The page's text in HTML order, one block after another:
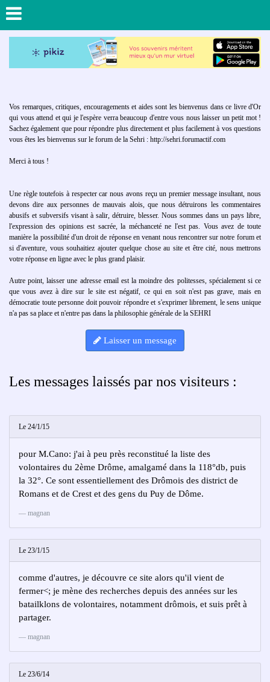
Vos remarques, critiques, encouragements et aides sont les bienvenus dans ce livre d'Or
qui vous attend et qui je l'espère verra beaucoup d'entre vous nous laisser un petit mot !
Sachez également que pour répondre plus directement et plus facilement à vos questions
vous êtes les bienvenus sur le forum de la Sehri : http://sehri.forumactif.com
Merci à tous !
Une règle toutefois à respecter car nous avons reçu un premier message insultant, nous
devons dire aux personnes de mauvais alois, que nous détruirons les commentaires
abusifs et subversifs visant à salir, détruire, blesser. Nous sommes dans un pays libre,
l'expression des opinions est sacrée, la méchanceté ne l'est pas. Vous avez de toute
manière la possibilité d'un droit de réponse en venant nous rencontrer sur notre forum et
si d'aventure, vous souhaitiez ajouter quelque chose au site et être cité, nous mettrons
votre réponse en ligne avec le plus grand plaisir.
Autre point, laisser une adresse email est la moindre des politesses, spécialement si ce
que vous avez à dire sur le site est négatif, ce qui en soit n'est pas grave, mais en
démocratie toute personne doit pouvoir répondre et s'exprimer librement, le sens unique
n'a pas sa place et n'entre pas dans la philosophie générale de la SEHRI
Laisser un message
Les messages laissés par nos visiteurs :
Le 24/1/15
pour M.Cano: j'ai à peu près reconstitué la liste des
volontaires du 2ème Drôme, amalgamé dans la 118°db, puis
la 32°. Ce sont essentiellement des Drômois des district de
Romans et de Crest et des gens du Puy de Dôme.
magnan
Le 23/1/15
comme d'autres, je découvre ce site alors qu'il vient de
fermer<; je mène des recherches depuis des années sur les
batailklons de volontaires, notamment drômois, et suis prêt à
partager.
magnan
Le 23/6/14